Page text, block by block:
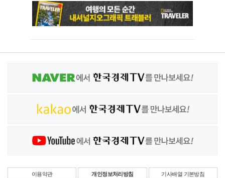
이용약관 개인정보처리방침 기사배열 기본방침